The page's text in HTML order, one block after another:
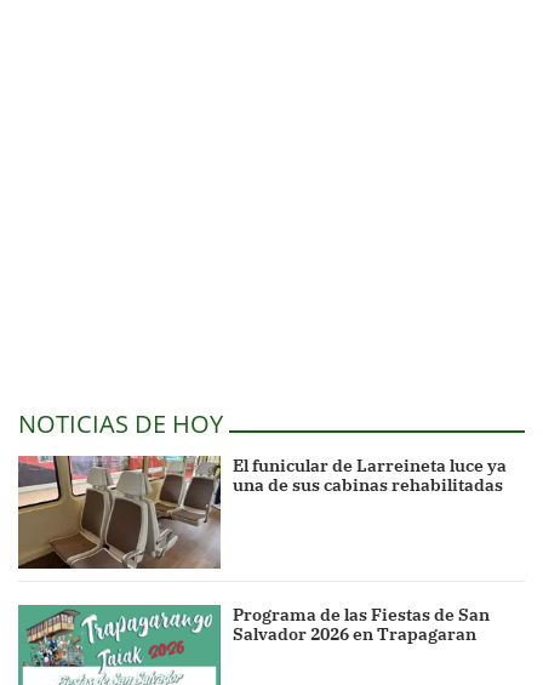
NOTICIAS DE HOY
El funicular de Larreineta luce ya
una de sus cabinas rehabilitadas
Programa de las Fiestas de San
Salvador 2026 en Trapagaran